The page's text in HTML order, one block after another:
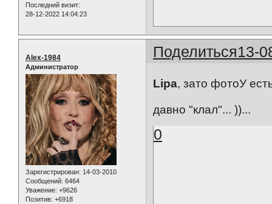
Последний визит:
28-12-2022 14:04:23
Поделиться13-
Alex-1984
Администратор
Зарегистрирован: 14-03-2010
Сообщений: 6464
Уважение: +9626
Позитив: +6918
Lipa, зато фотоУ
давно "клал"... ))...
0